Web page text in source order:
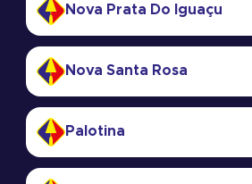
Nova Prata Do Iguaçu
Nova Santa Rosa
Palotina